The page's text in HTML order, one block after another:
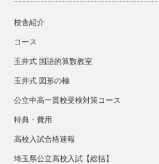
校舎紹介
コース
玉井式 国語的算数教室
玉井式 図形の極
公立中高一貫校受検対策コース
特典・費用
高校入試合格速報
埼玉県公立高校入試【総括】